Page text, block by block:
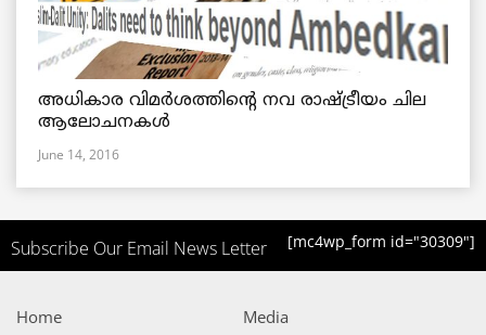
അധികാര വിമര്‍ശത്തിന്റെ നവ രാഷ്ട്രീയം ചില
ആലോചനകള്‍
June 14, 2016
Subscribe Our Email News Letter [mc4wp_form id="30309"]
Home
Media